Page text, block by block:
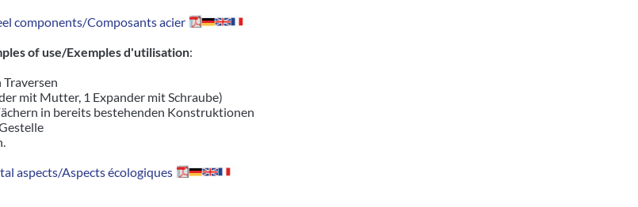
components/Composants acier
of use/Exemples d'utilisation:
mit Mutter, 1 Expander mit Schraube)
in bereits bestehenden Konstruktionen
aspects/Aspects écologiques